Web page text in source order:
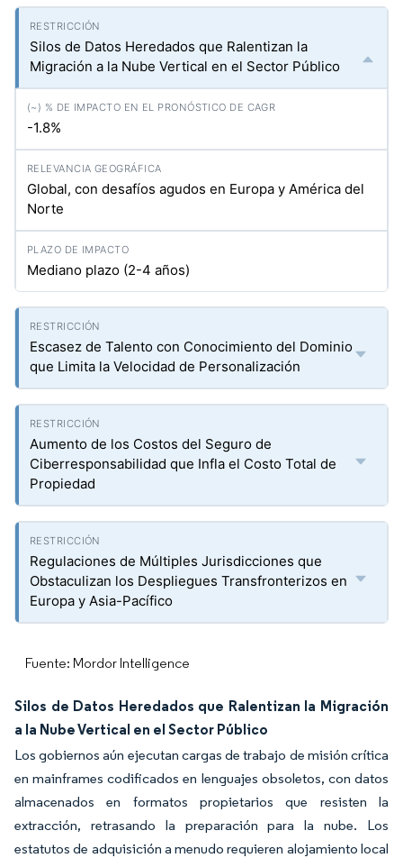
Silos de Datos Heredados que Ralentizan la
Migración a la Nube Vertical en el Sector Público
-1.8%
Global, con desafíos agudos en Europa y América del
Norte
Mediano plazo (2-4 años)
Escasez de Talento con Conocimiento del Dominio
que Limita la Velocidad de Personalización
Aumento de los Costos del Seguro de
Ciberresponsabilidad que Infla el Costo Total de
Propiedad
Regulaciones de Múltiples Jurisdicciones que
Obstaculizan los Despliegues Transfronterizos en
Europa y Asia-Pacífico
Fuente: Mordor Intelligence
Silos de Datos Heredados que Ralentizan la Migración
a la Nube Vertical en el Sector Público
Los gobiernos aún ejecutan cargas de trabajo de misión crítica
en mainframes codificados en lenguajes obsoletos, con datos
almacenados en formatos propietarios que resisten la
extracción, retrasando la preparación para la nube. Los
estatutos de adquisición a menudo requieren alojamiento local